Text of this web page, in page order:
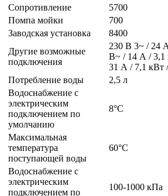
Сопротивление
5700
Помпа мойки
700
Заводская установка
8400
Другие возможные
подключения
230 В 3~ / 24
В~ / 14 А / 3,1
31 А / 7,1 кВт
Потребление воды
2,5 л
Водоснабжение с
электрическим
подключением по
умолчанию
8°C
Максимальная
температура
поступающей воды
60°C
Водоснабжение с
электрическим
подключением по
100-1000 кПа